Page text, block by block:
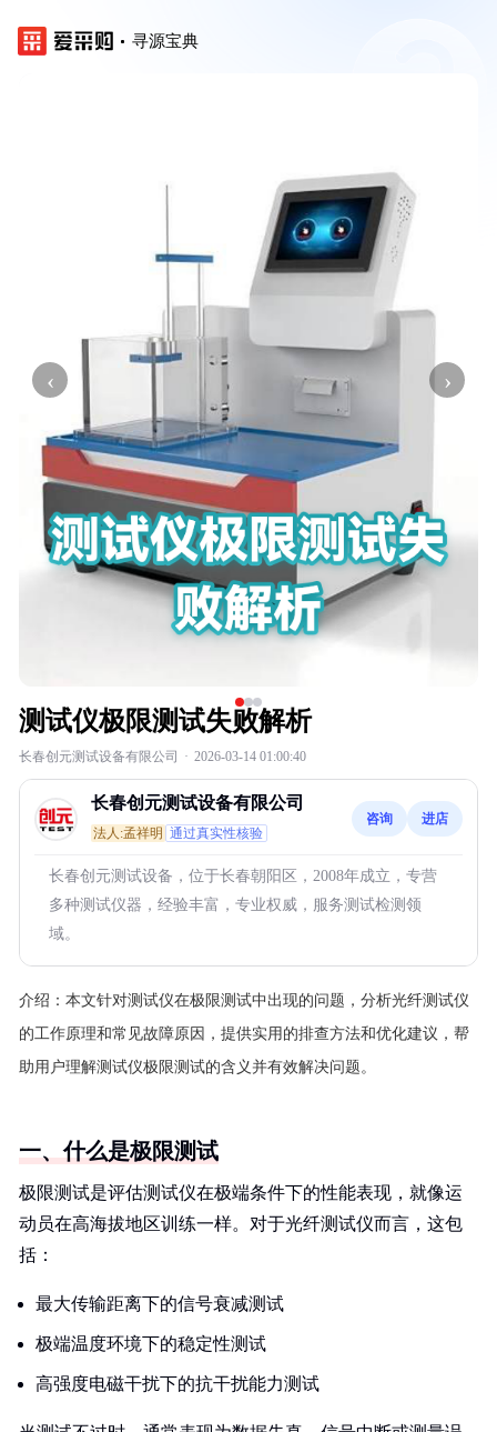
寻源宝典
‹ ›
测试仪极限测试失败解析
长春创元测试设备有限公司 · 2026-03-14 01:00:40
长春创元测试设备有限公司
法人:孟祥明 通过真实性核验
咨询 进店
长春创元测试设备，位于长春朝阳区，2008年成立，专营
多种测试仪器，经验丰富，专业权威，服务测试检测领
域。
介绍： 本文针对测试仪在极限测试中出现的问题，分析光纤测试仪
的工作原理和常见故障原因，提供实用的排查方法和优化建议，帮
助用户理解测试仪极限测试的含义并有效解决问题。
一、什么是极限测试
极限测试是评估测试仪在极端条件下的性能表现，就像运
动员在高海拔地区训练一样。对于光纤测试仪而言，这包
括：
最大传输距离下的信号衰减测试
极端温度环境下的稳定性测试
高强度电磁干扰下的抗干扰能力测试